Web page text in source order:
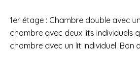
1er étage : Chambre double avec
chambre avec deux lits individuels
chambre avec un lit individuel. Bon